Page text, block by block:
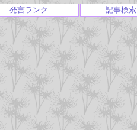
発言ランク 記事検索